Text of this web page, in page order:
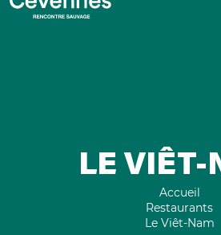
LE VIÊT-
Accueil
Restaurants
Le Viêt-Nam